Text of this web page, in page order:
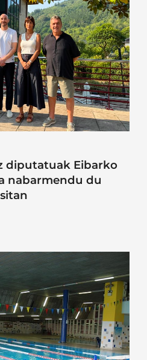
diputatuak Eibarko
nabarmendu du